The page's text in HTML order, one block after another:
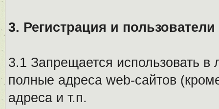
3. Регистрация и пользователи
3.1 Запрещается использовать
полные адреса web-сайтов
адреса и т.п.